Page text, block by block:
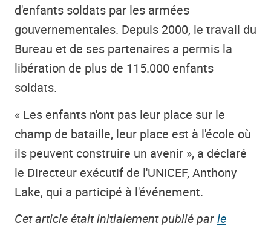
d'enfants soldats par les armées
gouvernementales. Depuis 2000, le travail du
Bureau et de ses partenaires a permis la
libération de plus de 115.000 enfants
soldats.
« Les enfants n'ont pas leur place sur le
champ de bataille, leur place est à l'école où
ils peuvent construire un avenir », a déclaré
le Directeur exécutif de l'UNICEF, Anthony
Lake, qui a participé à l'événement.
Cet article était initialement publié parle